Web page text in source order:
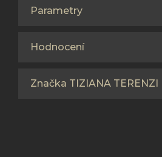
Parametry
Hodnocení
Značka TIZIANA TERENZI